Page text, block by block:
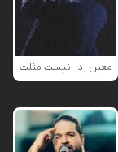
معین زد - نیست مثلت